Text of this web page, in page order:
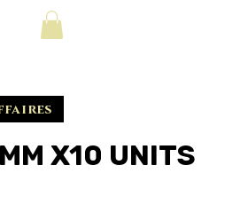
X10 UNITS